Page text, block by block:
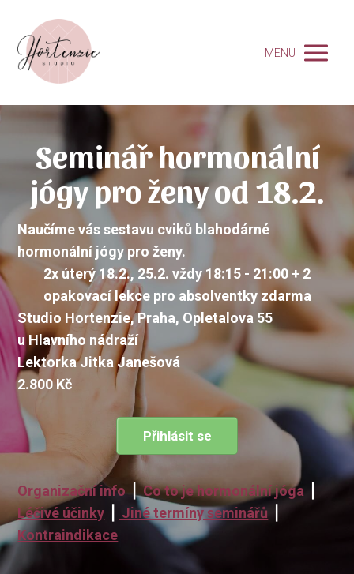
MENU
Seminář hormonální
jógy pro ženy od 18.2.
Naučíme vás sestavu cviků blahodárné
hormonální jógy pro ženy.
2x úterý 18.2., 25.2. vždy 18:15 - 21:00 + 2
opakovací lekce pro absolventky zdarma
Studio Hortenzie, Praha, Opletalova 55
u Hlavního nádraží
Lektorka Jitka Janešová
2.800 Kč
Přihlásit se
Organizační info ⎪Co to je hormonální jóga
Léčivé účinky
Jiné termíny seminářů
Kontraindikace